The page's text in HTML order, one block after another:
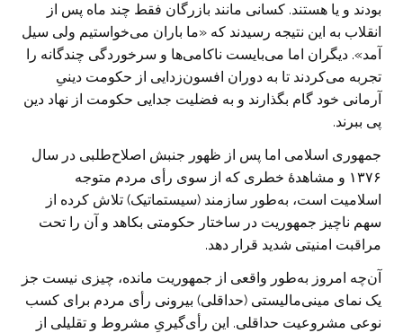
بودند و یا هستند. کسانی مانند بازرگان فقط چند ماه پس از
انقلاب به این نتیجه رسیدند که «ما باران می‌خواستیم ولی سیل
آمد». دیگران اما می‌بایست ناکامی‌ها و سرخوردگی چندگانه را
تجربه می‌کردند تا به دوران افسون‌زدایی از حکومت دینیِ
آرمانی خود گام بگذارند و به فضلیت جدایی حکومت از نهاد دین
پی ببرند.
جمهوری اسلامی اما پس از ظهور جنبش اصلاح‌طلبی در سال
۱۳۷۶ و مشاهدهٔ خطری که از سوی رأی مردم متوجه
اسلامیت است، به‌طور سازمند (سیستماتیک) تلاش کرده از
سهم ناچیز جمهوریت در ساختار حکومتی بکاهد و آن را تحت
مراقبت امنیتی شدید قرار دهد.
آن‌چه امروز به‌طور واقعی از جمهوریت مانده، چیزی نیست جز
یک نمای مینی‌مالیستی (حداقلی) بیرونی رأی مردم برای کسب
نوعی مشروعیت حداقلی. این رأی‌گیریِ مشروط و تقلیلی از